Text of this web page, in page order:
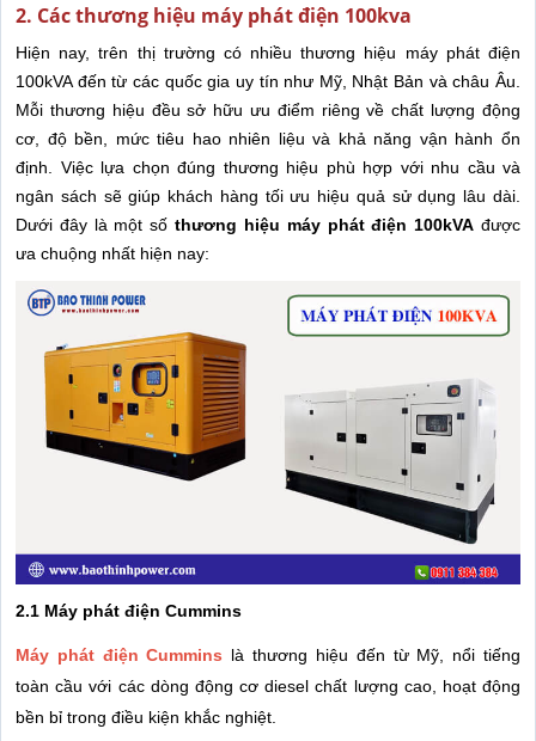
2. Các thương hiệu máy phát điện 100kva
Hiện nay, trên thị trường có nhiều thương hiệu máy phát điện
100kVA đến từ các quốc gia uy tín như Mỹ, Nhật Bản và châu Âu.
Mỗi thương hiệu đều sở hữu ưu điểm riêng về chất lượng động
cơ, độ bền, mức tiêu hao nhiên liệu và khả năng vận hành ổn
định. Việc lựa chọn đúng thương hiệu phù hợp với nhu cầu và
ngân sách sẽ giúp khách hàng tối ưu hiệu quả sử dụng lâu dài.
Dưới đây là một sốthương hiệu máy phát điện 100kVA được
ưa chuộng nhất hiện nay:
2.1 Máy phát điện Cummins
Máy phát điện Cummins là thương hiệu đến từ Mỹ, nổi tiếng
toàn cầu với các dòng động cơ diesel chất lượng cao, hoạt động
bền bỉ trong điều kiện khắc nghiệt.